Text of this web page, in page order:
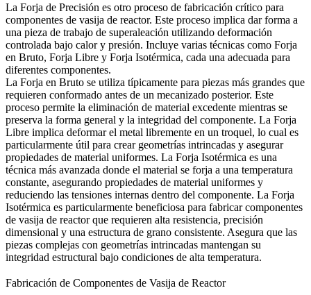
La Forja de Precisión es otro proceso de fabricación crítico para
componentes de vasija de reactor. Este proceso implica dar forma a
una pieza de trabajo de superaleación utilizando deformación
controlada bajo calor y presión. Incluye varias técnicas como Forja
en Bruto, Forja Libre y Forja Isotérmica, cada una adecuada para
diferentes componentes.
La Forja en Bruto se utiliza típicamente para piezas más grandes que
requieren conformado antes de un mecanizado posterior. Este
proceso permite la eliminación de material excedente mientras se
preserva la forma general y la integridad del componente. La Forja
Libre implica deformar el metal libremente en un troquel, lo cual es
particularmente útil para crear geometrías intrincadas y asegurar
propiedades de material uniformes. La Forja Isotérmica es una
técnica más avanzada donde el material se forja a una temperatura
constante, asegurando propiedades de material uniformes y
reduciendo las tensiones internas dentro del componente. La Forja
Isotérmica es particularmente beneficiosa para fabricar componentes
de vasija de reactor que requieren alta resistencia, precisión
dimensional y una estructura de grano consistente. Asegura que las
piezas complejas con geometrías intrincadas mantengan su
integridad estructural bajo condiciones de alta temperatura.
Fabricación de Componentes de Vasija de Reactor